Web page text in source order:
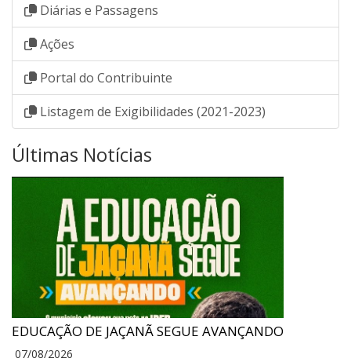
Diárias e Passagens
Ações
Portal do Contribuinte
Listagem de Exigibilidades (2021-2023)
Últimas Notícias
EDUCAÇÃO DE JAÇANÃ SEGUE AVANÇANDO
07/08/2026